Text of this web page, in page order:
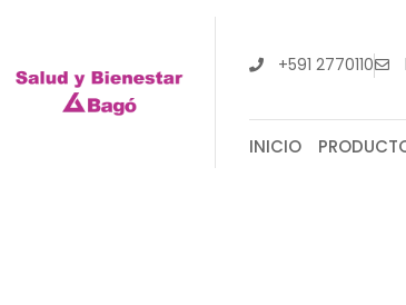
+591 2770110
INICIO